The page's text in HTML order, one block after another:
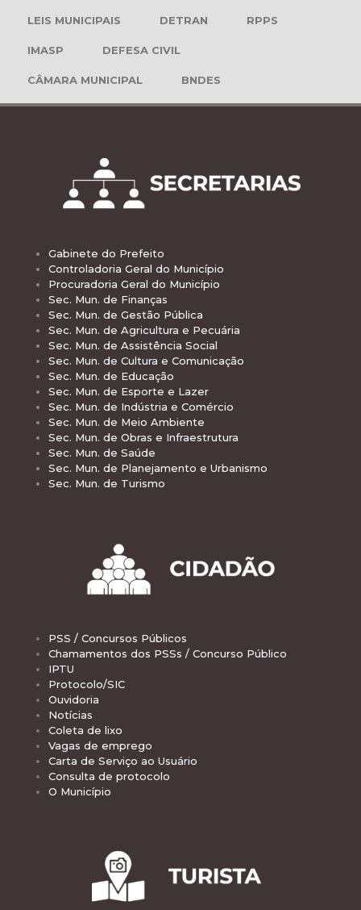
LEIS MUNICIPAIS DETRAN RPPS
IMASP DEFESA CIVIL
CÂMARA MUNICIPAL BNDES
Gabinete do Prefeito
Controladoria Geral do Município
Procuradoria Geral do Município
Sec. Mun. de Finanças
Sec. Mun. de Gestão Pública
Sec. Mun. de Agricultura e Pecuária
Sec. Mun. de Assistência Social
Sec. Mun. de Cultura e Comunicação
Sec. Mun. de Educação
Sec. Mun. de Esporte e Lazer
Sec. Mun. de Indústria e Comércio
Sec. Mun. de Meio Ambiente
Sec. Mun. de Obras e Infraestrutura
Sec. Mun. de Saúde
Sec. Mun. de Planejamento e Urbanismo
Sec. Mun. de Turismo
PSS / Concursos Públicos
Chamamentos dos PSSs / Concurso Público
IPTU
Protocolo/SIC
Ouvidoria
Notícias
Coleta de lixo
Vagas de emprego
Carta de Serviço ao Usuário
Consulta de protocolo
O Município